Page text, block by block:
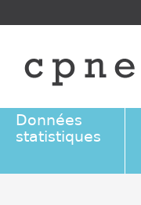
Données
statistiques